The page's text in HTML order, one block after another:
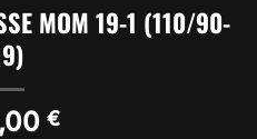
MOM 19-1 (110/90-
€